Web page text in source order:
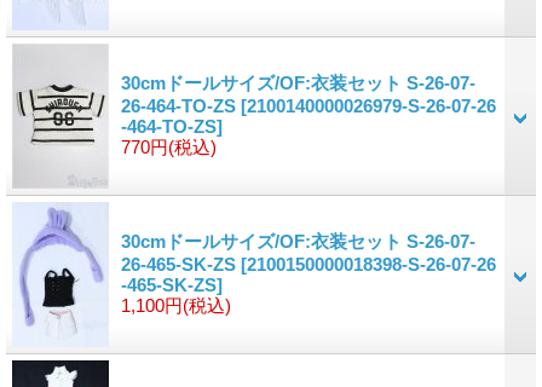
30cmドールサイズ/OF:衣装セット S-26-07-
26-464-TO-ZS [2100140000026979-S-26-07-26
-464-TO-ZS]
770円(税込)
30cmドールサイズ/OF:衣装セット S-26-07-
26-465-SK-ZS [2100150000018398-S-26-07-26
-465-SK-ZS]
1,100円(税込)